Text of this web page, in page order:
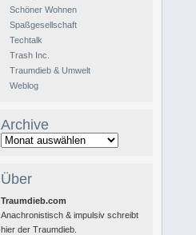
Schöner Wohnen
Spaßgesellschaft
Techtalk
Trash Inc.
Traumdieb & Umwelt
Weblog
Archive
Über
Traumdieb.com
Anachronistisch & impulsiv schreibt
hier der Traumdieb.